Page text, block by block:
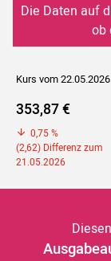
Die Daten auf
ob
Kurs vom 22.05.2026
353,87 €
0,75 %
(2,62) Differenz zum
21.05.2026